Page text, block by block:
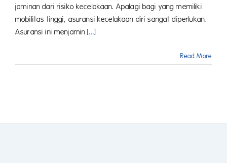
jaminan dari risiko kecelakaan. Apalagi bagi yang memiliki
mobilitas tinggi, asuransi kecelakaan diri sangat diperlukan.
Asuransi ini menjamin[...]
Read More